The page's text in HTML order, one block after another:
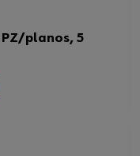
planos, 5